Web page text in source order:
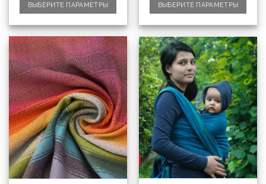
ВЫБЕРИТЕ ПАРАМЕТРЫ ВЫБЕРИТЕ ПАРАМЕТРЫ